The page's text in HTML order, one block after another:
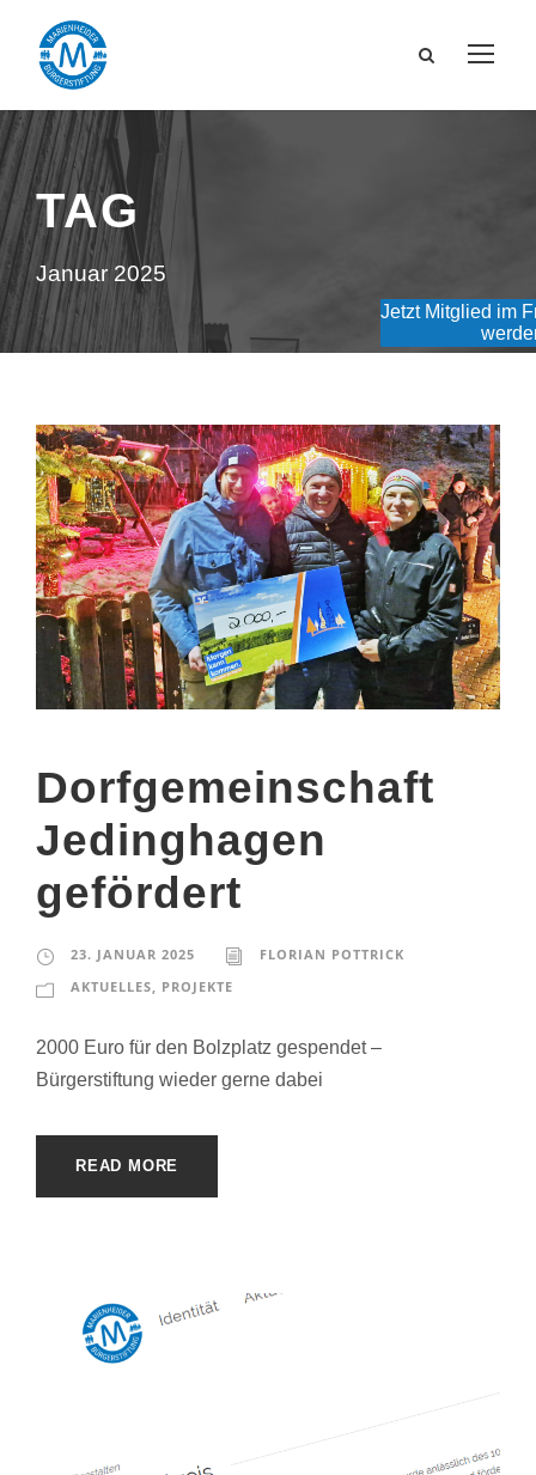
TAG
Januar 2025
Dorfgemeinschaft
Jedinghagen
gefördert
23. JANUAR 2025
FLORIAN POTTRICK
AKTUELLES, PROJEKTE
2000 Euro für den Bolzplatz gespendet –
Bürgerstiftung wieder gerne dabei
READ MORE
Jetzt Mitglied im